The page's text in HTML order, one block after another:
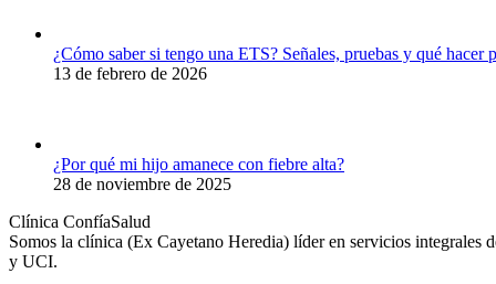
¿Cómo saber si tengo una ETS? Señales, pruebas y qué hacer
13 de febrero de 2026
¿Por qué mi hijo amanece con fiebre alta?
28 de noviembre de 2025
Clínica ConfíaSalud
Somos la clínica (Ex Cayetano Heredia) líder en servicios integrales
y UCI.